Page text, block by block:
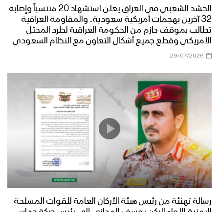
الحشد الشعبي في العراق يعلن استشهاد 20 منتسباً وإصابة
32 آخرين بهجمات أمريكية سعودية.. والمقاومة العراقية
تطالب بموقف حازم من الحكومة العراقية لطرد المحتل
الأمريكي وقطع جميع أشكال التعاون مع النظام السعودي
29/07/2026
رسالة تهنئة من رئيس هيئة الأركان العامة للقوات المسلحة